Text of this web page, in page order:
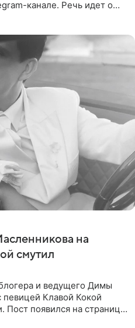
канале. Речь идет о
на
смутил
и ведущего Димы
певицей Клавой Кокой
Пост появился на странице